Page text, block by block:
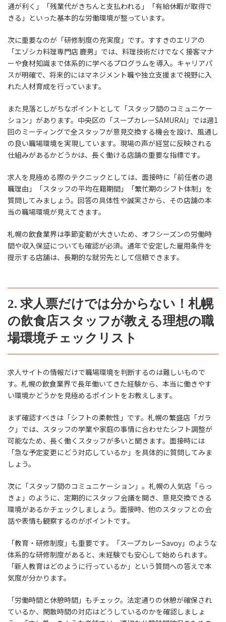
通が利く」「残業代がきちんと支払われる」「有給休暇が取得で
きる」といった基本的な労働環境が整っています。
次に重要なのが「研修制度の充実度」です。すすきのエリアの
「エゾシカ料理専門店 鹿男」では、料理技術だけでなく接客マナ
ーや食材知識まで体系的に学べるプログラムを導入。キャリアパ
スが明確で、将来的にはマネジメント職や独立支援まで視野に入
れた人材育成を行っています。
また見落としがちなポイントとして「スタッフ間のコミュニケー
ション」があります。中央区の「スープカレーSAMURAI」では週1
回のミーティングで全スタッフが意見交換する機会を設け、風通し
の良い職場環境を実現しています。現場の声が経営に反映される
仕組みがあるかどうかは、長く働ける店舗の重要な指標です。
求人を見極める際のテクニックとしては、面接時に「前任者の退
職理由」「スタッフの平均在籍期間」「繁忙期のシフト体制」を
質問してみましょう。回答の具体性や誠実さから、その店舗の本
当の職場環境が見えてきます。
札幌の飲食業界は季節変動が大きいため、オフシーズンの労働時
間や収入保証についても確認が必須。通年で安定した雇用条件を
提示する店舗は、長期的な就労先として信頼できます。
2. 求人票だけでは分からない！札幌
の飲食店スタッフが教える理想の職
場環境チェックリスト
求人サイトの情報だけで職場環境を判断するのは難しいもので
す。札幌の飲食業界で長年働いてきた経験から、本当に働きやす
い環境かどうかを見極めるポイントをお教えします。
まず確認すべきは「シフトの柔軟性」です。札幌の繁盛店「ガラ
ク」では、スタッフの学業や家庭の事情に合わせたシフト調整が
可能なため、長く働くスタッフが多いと聞きます。面接時には
「急な予定変更にどう対応しているか」を具体的に質問してみま
しょう。
次に「スタッフ間のコミュニケーション」。札幌の人気店「らっ
きょ」のように、定期的にスタッフ会議を開き、意見交換できる
環境があるかチェックしましょう。面接時、他のスタッフとの会
話や表情も観察するのがポイントです。
「教育・研修制度」も重要です。「スープカレーSavoy」のような
体系的な研修制度があると、未経験でも安心して始められます。
「新人教育はどのように行っているか」という質問への答えで本
気度が分かります。
「労働時間と休憩時間」もチェック。法定通りの休憩が確保され
ているか、閑散時間の対応はどうしているのかを確認しましょ